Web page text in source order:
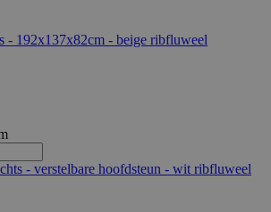
- 192x137x82cm - beige ribfluweel